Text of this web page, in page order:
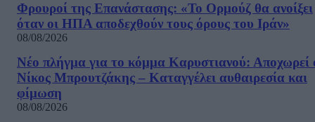
Φρουροί της Επανάστασης: «Το Ορμούζ θα ανοίξει
όταν οι ΗΠΑ αποδεχθούν τους όρους του Ιράν»
08/08/2026
Νέο πλήγμα για το κόμμα Καρυστιανού: Αποχωρεί
Νίκος Μπρουτζάκης – Καταγγέλει αυθαιρεσία και
φίμωση
08/08/2026